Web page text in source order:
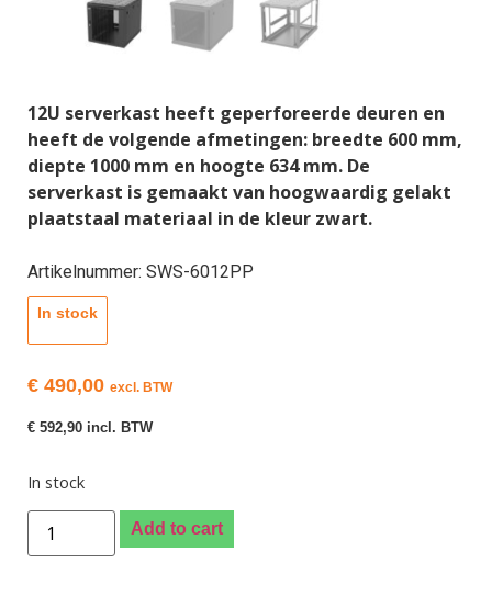
12U serverkast heeft geperforeerde deuren en
heeft de volgende afmetingen: breedte 600 mm,
diepte 1000 mm en hoogte 634 mm. De
serverkast is gemaakt van hoogwaardig gelakt
plaatstaal materiaal in de kleur zwart.
Artikelnummer: SWS-6012PP
In stock
€ 490,00 excl. BTW
€ 592,90 incl. BTW
In stock
Add to cart